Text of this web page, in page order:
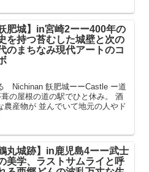
肥城】in宮崎2ーー400年の
を持つ苔むした城壁と次の
のまちなみ現代アートのコ
Nichinan 飫肥城ーーCastle ー道
の屋根の道の駅でひと休み。 酒
農産物が 並んでいて地元の人やド
丸城跡】in鹿児島4ーー武士
美学、ラストサムライと呼